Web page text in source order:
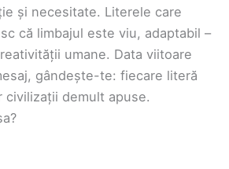
și necesitate. Literele care
că limbajul este viu, adaptabil –
umane. Data viitoare
gândește-te: fiecare literă
civilizații demult apuse.